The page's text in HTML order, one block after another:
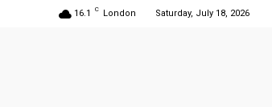
16.1 C London Saturday, July 18, 2026